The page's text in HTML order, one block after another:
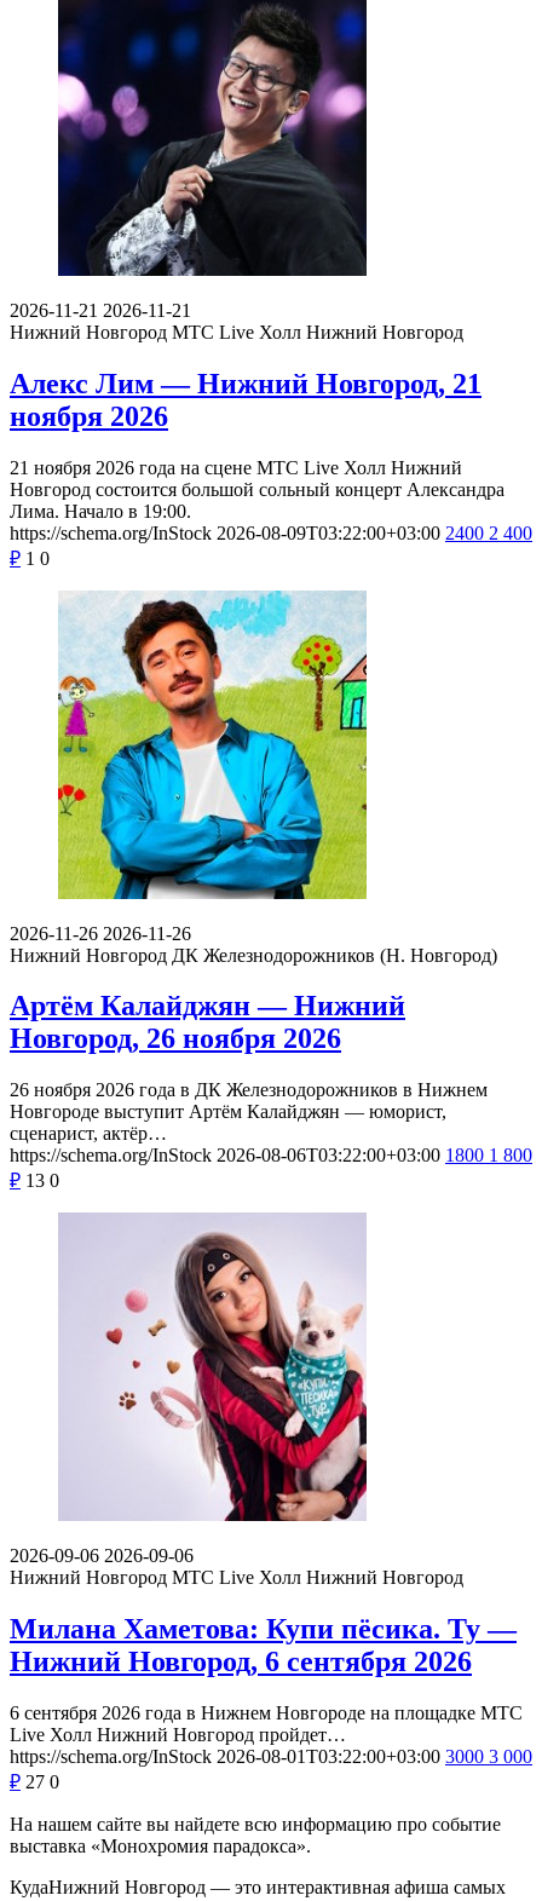
2026-11-21 2026-11-21
Нижний Новгород МТС Live Холл Нижний Новгород
Алекс Лим — Нижний Новгород, 21
ноября 2026
21 ноября 2026 года на сцене МТС Live Холл Нижний
Новгород состоится большой сольный концерт Александра
Лима. Начало в 19:00.
https://schema.org/InStock 2026-08-09T03:22:00+03:00 2400 2 400
₽ 1 0
2026-11-26 2026-11-26
Нижний Новгород ДК Железнодорожников (Н. Новгород)
Артём Калайджян — Нижний
Новгород, 26 ноября 2026
26 ноября 2026 года в ДК Железнодорожников в Нижнем
Новгороде выступит Артём Калайджян — юморист,
сценарист, актёр…
https://schema.org/InStock 2026-08-06T03:22:00+03:00 1800 1 800
₽ 13 0
2026-09-06 2026-09-06
Нижний Новгород МТС Live Холл Нижний Новгород
Милана Хаметова: Купи пёсика. Ту —
Нижний Новгород, 6 сентября 2026
6 сентября 2026 года в Нижнем Новгороде на площадке МТС
Live Холл Нижний Новгород пройдет…
https://schema.org/InStock 2026-08-01T03:22:00+03:00 3000 3 000
₽ 27 0
На нашем сайте вы найдете всю информацию про событие
выставка «Монохромия парадокса».
КудаНижний Новгород — это интерактивная афиша самых